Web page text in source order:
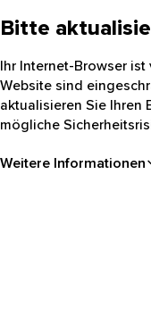
Bitte
Ihr Internet-Browser
Website sind
aktualisieren Sie Ihren
mögliche
Weitere Informationen